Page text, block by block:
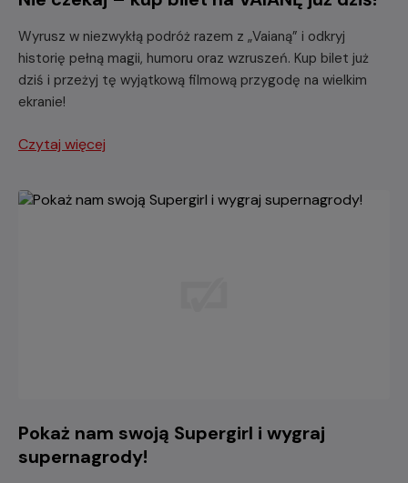
Wyrusz w niezwykłą podróż razem z „Vaianą” i odkryj
historię pełną magii, humoru oraz wzruszeń. Kup bilet już
dziś i przeżyj tę wyjątkową filmową przygodę na wielkim
ekranie!
Czytaj więcej
Pokaż nam swoją Supergirl i wygraj
supernagrody!